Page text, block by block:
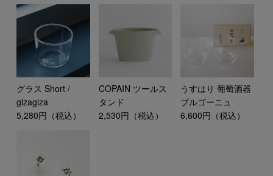
グラス Short /
gizagiza
5,280円（税込）
COPAIN ツールス
タンド
2,530円（税込）
うすはり 葡萄酒器
ブルゴーニュ
6,600円（税込）